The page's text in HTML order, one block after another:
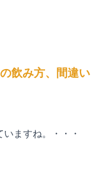
飲み方、間違い
ますね。・・・